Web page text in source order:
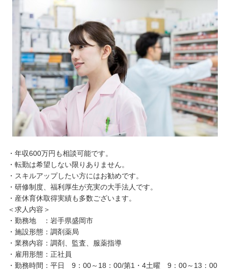
・年収600万円も相談可能です。
・転勤は希望しない限りありません。
・スキルアップしたい方にはお勧めです。
・研修制度、福利厚生が充実の大手法人です。
・産休育休取得実績も多数ございます。
＜求人内容＞
・勤務地 ：岩手県盛岡市
・施設形態：調剤薬局
・業務内容：調剤、監査、服薬指導
・雇用形態：正社員
・勤務時間：平日 9：00～18：00/第1・4土曜 9：00～13：00